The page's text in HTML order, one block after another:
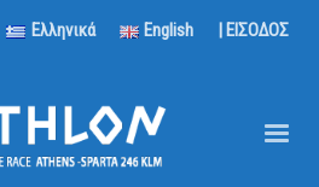
Ελληνικά English | ΕΙΣΟΔΟΣ